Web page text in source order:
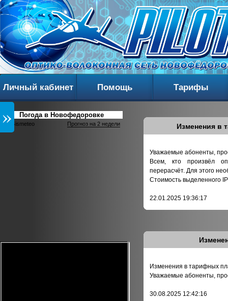
Личный кабинет Помощь Тарифы
Изменения в
Уважаемые абоненты,
Всем, кто произвёл
перерасчёт. Для этого
Стоимость выделенного
22.01.2025 19:36:17
Изменения в тарифных
Уважаемые абоненты,
30.08.2025 12:42:16
Погода в Новофедоровке
Gismeteo Прогноз на 2 недели
»